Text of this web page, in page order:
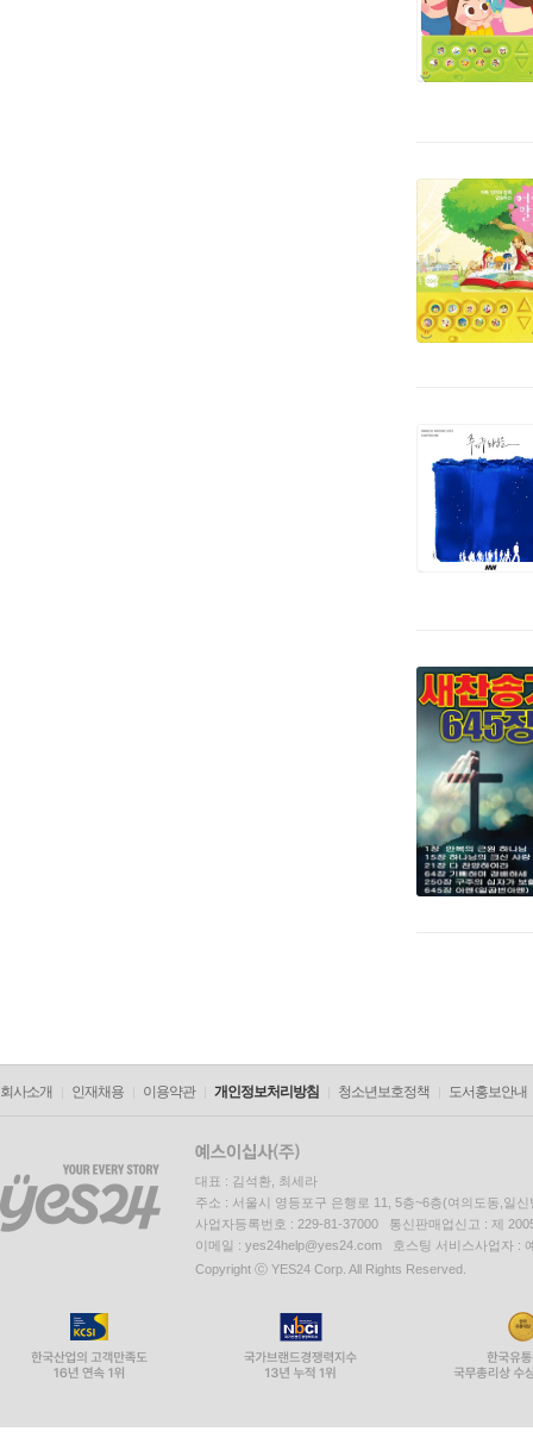
회사소개 인재채용 이용약관 개인정보처리방침 청소년보호정책 도서홍보안내
대표 : 김석환, 최세라
주소 : 서울시 영등포구 은행로 11, 5층~6층(여의도동,일신
사업자등록번호 : 229-81-37000 통신판매업신고 : 제
이메일 : yes24help@yes24.com 호스팅 서비스사업자 :
Copyright ⓒ YES24 Corp. All Rights Reserved.